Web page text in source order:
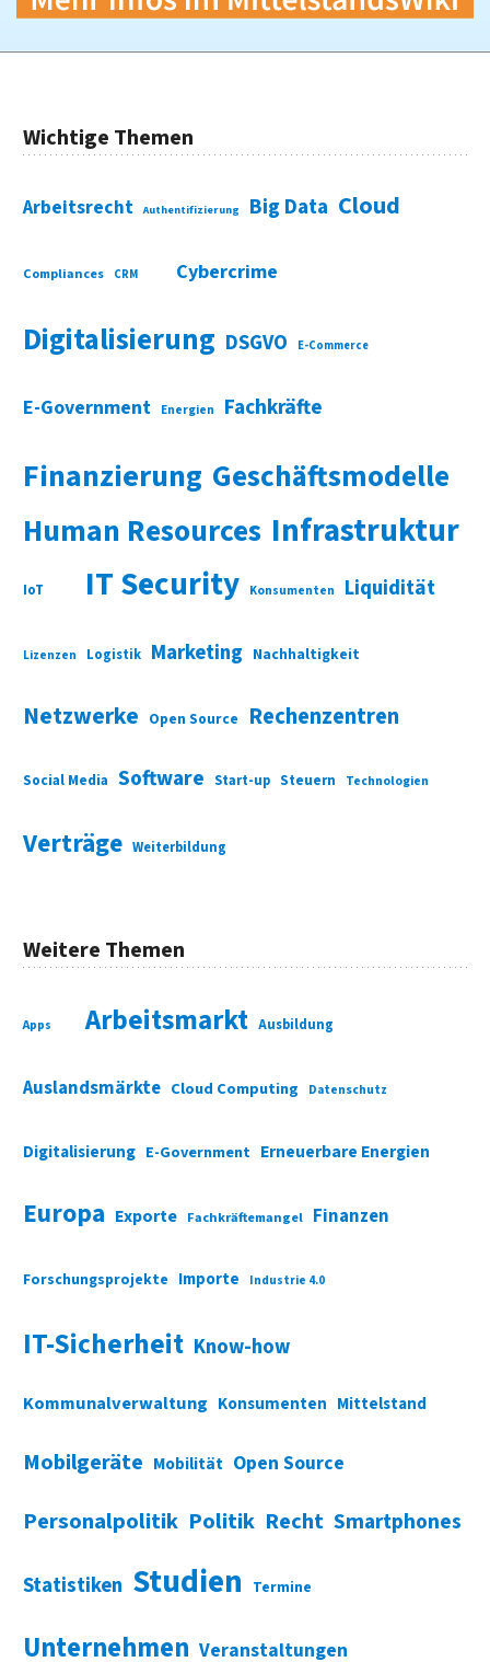
Wichtige Themen
Arbeitsrecht Authentifizierung Big Data Cloud
Compliances CRM Cybercrime
Digitalisierung DSGVO E-Commerce
E-Government Energien Fachkräfte
Finanzierung Geschäftsmodelle
Human Resources Infrastruktur
IoT IT Security Konsumenten Liquidität
Lizenzen Logistik Marketing Nachhaltigkeit
Netzwerke Open Source Rechenzentren
Social Media Software Start-up Steuern Technologien
Verträge Weiterbildung
Weitere Themen
Apps Arbeitsmarkt Ausbildung
Auslandsmärkte Cloud Computing Datenschutz
Digitalisierung E-Government Erneuerbare Energien
Europa Exporte Fachkräftemangel Finanzen
Forschungsprojekte Importe Industrie 4.0
IT-Sicherheit Know-how
Kommunalverwaltung Konsumenten Mittelstand
Mobilgeräte Mobilität Open Source
Personalpolitik Politik Recht Smartphones
Statistiken Studien Termine
Unternehmen Veranstaltungen